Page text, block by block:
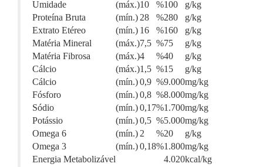
Umidade (máx.)10 %100
g/kg
Proteína Bruta
(mín.) 28 %280
g/kg
Extrato Etéreo
(mín.) 16 %160
g/kg
Matéria Mineral
(máx.)7,5 %75
g/kg
Matéria Fibrosa
(máx.)4 %40
g/kg
Cálcio
(máx.)1,5 %15
g/kg
Cálcio
(mín.)0,9 %9.000mg/kg
Fósforo
(mín.)0,8 %8.000mg/kg
Sódio
(mín.)0,17%1.700mg/kg
Potássio
(mín.)0,5 %5.000mg/kg
Omega 6
(mín.) 2 %20
g/kg
Omega 3
(mín.)0,18%1.800mg/kg
Energia Metabolizável
4.020kcal/kg